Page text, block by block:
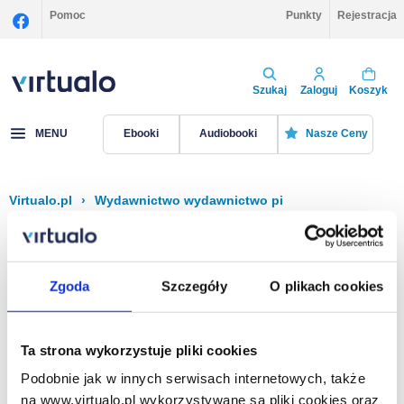
Zgoda Szczegóły O plikach cookies
Ta strona wykorzystuje pliki cookies
Podobnie jak w innych serwisach internetowych, także
na www.virtualo.pl wykorzystywane są pliki cookies oraz
Pomoc Punkty Rejestracja
Szukaj Zaloguj Koszyk
MENU Ebooki Audiobooki Nasze Ceny
Virtualo.pl › Wydawnictwo wydawnictwo pi
Filtruj Sortuj
Na stronie